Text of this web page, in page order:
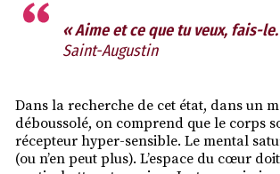
« Aime et ce que tu veux, fais-
Saint-Augustin
Dans la recherche de cet état, dans un
déboussolé, on comprend que le corps
récepteur hyper-sensible. Le mental
(ou n’en peut plus). L’espace du cœur